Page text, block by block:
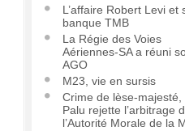
L’affaire Robert Levi et
banque TMB
La Régie des Voies
Aériennes-SA a réuni
AGO
M23, vie en sursis
Crime de lèse-majesté,
Palu rejette l’arbitrage
l’Autorité Morale de la